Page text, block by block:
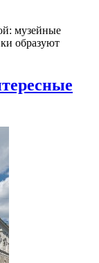
музейные
образуют